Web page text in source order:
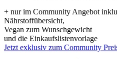
+ nur im Community Angebot
Nährstoffübersicht,
Vegan zum Wunschgewicht
und die Einkaufslistenvorlage
Jetzt exklusiv zum Community